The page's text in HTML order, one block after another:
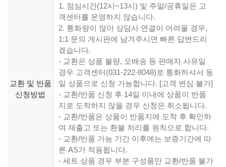
교환 및 반품
신청방법
1. 점심시간(12시~13시) 및 주말/공휴일은 고
객센터를 운영하지 않습니다.
2. 통화량이 많아 상담사 연결이 어려울 경우,
1:1 문의 게시판에 남겨주시면 빠른 답변드리
겠습니다.
- 교환은 상품 불량, 오배송 등 판매자 사유일
경우 고객센터(031-222-8048)로 통화하셔서 동
일 상품으로 신청 가능합니다. [고객 변심 불가]
- 교환/반품 신청 후 14일 이내에 상품이 반품
지로 도착하지 않을 경우 신청은 취소됩니다.
- 교환/반품은 상품이 반품지에 도착 후 확인하
여 재출고 또는 환불 처리를 원칙으로 합니다.
- 교환/반품 가능 기간 이후에는 보증기간에 따
른 AS가 적용됩니다.
- 세트 상품 경우 부분 구성품만 교환/반품 불가